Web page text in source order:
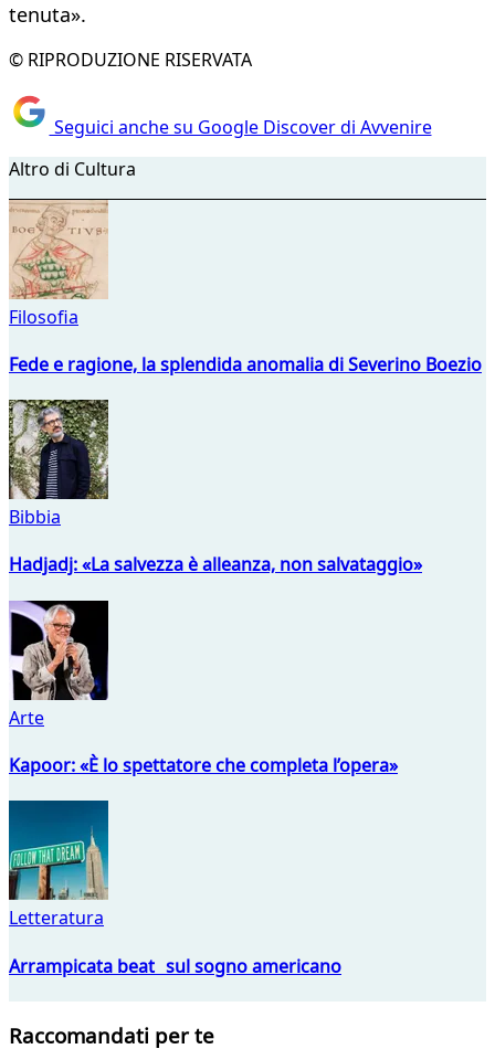
tenuta».
© RIPRODUZIONE RISERVATA
Seguici anche su Google Discover di Avvenire
Altro di Cultura
Filosofia
Fede e ragione, la splendida anomalia di Severino Boezio
Bibbia
Hadjadj: «La salvezza è alleanza, non salvataggio»
Arte
Kapoor: «È lo spettatore che completa l’opera»
Letteratura
Arrampicata beat sul sogno americano
Raccomandati per te